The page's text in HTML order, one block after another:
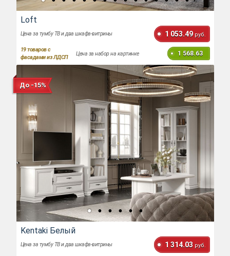
Loft
Цена за тумбу ТВ и два шкафа-витрины 1 053.49 руб.
19товаров с
фасадами из ЛДСП
Цена за набор на картинке 1 568.63
До -15%
Kentaki Белый
Цена за тумбу ТВ и два шкафа-витрины 1 314.03 руб.